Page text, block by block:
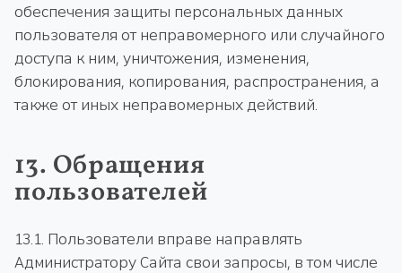
обеспечения защиты персональных данных
пользователя от неправомерного или случайного
доступа к ним, уничтожения, изменения,
блокирования, копирования, распространения, а
также от иных неправомерных действий.
13. Обращения
пользователей
13.1. Пользователи вправе направлять
Администратору Сайта свои запросы, в том числе